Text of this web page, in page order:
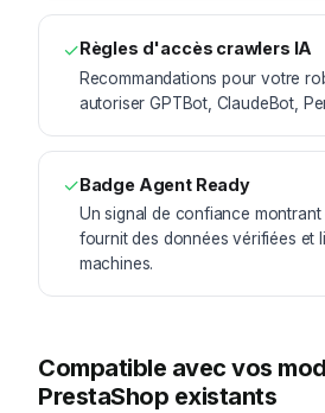
✓Règles d'accès crawlers IA
Recommandations pour votre
autoriser GPTBot, ClaudeBot,
✓Badge Agent Ready
Un signal de confiance
fournit des données vérifiées et
machines.
Compatible avec vos
PrestaShop existants